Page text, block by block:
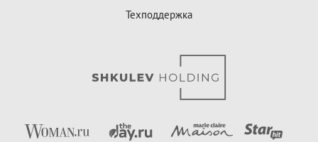
Техподдержка